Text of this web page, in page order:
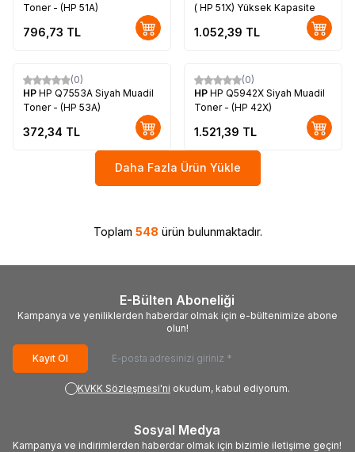
Toner - (HP 51A)
796,73 TL
( HP 51X) Yüksek Kapasite
1.052,39 TL
(0)
HP HP Q7553A Siyah Muadil
Toner - (HP 53A)
372,34 TL
(0)
HP HP Q5942X Siyah Muadil
Toner - (HP 42X)
1.521,39 TL
Daha Fazla Ürün Yükle
Toplam 548 ürün bulunmaktadır.
E-Bülten Aboneliği
Kampanya ve yeniliklerden haberdar olmak için e-bültenimize abone
olun!
Kayıt Ol
KVKK Sözleşmesi'ni okudum, kabul ediyorum.
Sosyal Medya
Kampanya ve indirimlerden haberdar olmak için bizimle iletişime geçin!